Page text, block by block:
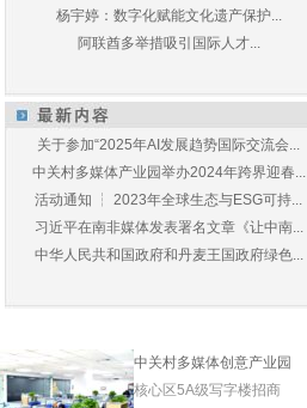
杨宇婷：数字化赋能文化遗产保护...
阿联酋多举措吸引国际人才...
关于参加“2025年AI发展趋势国际交流会...
中关村多媒体产业园举办2024年跨界迎春...
活动通知 ┆ 2023年全球生态与ESG可持...
习近平在南非媒体发表署名文章《让中南...
中华人民共和国政府和丹麦王国政府绿色...
中关村多媒体创意产业园
核心区5A级写字楼招商